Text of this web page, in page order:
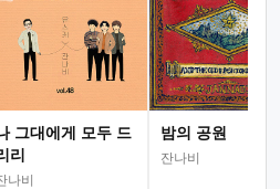
그대에게 모두 드
리
나비
밤의 공원
잔나비